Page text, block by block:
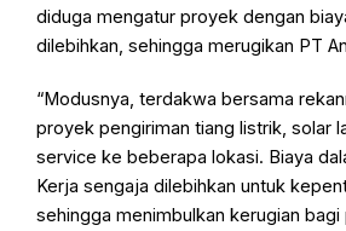
diduga mengatur proyek dengan
dilebihkan, sehingga merugikan PT
“Modusnya, terdakwa bersama
proyek pengiriman tiang listrik, solar
service ke beberapa lokasi. Biaya
Kerja sengaja dilebihkan untuk
sehingga menimbulkan kerugian bagi